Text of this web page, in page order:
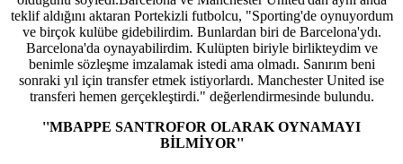
teklif aldığını aktaran Portekizli futbolcu, "Sporting'de oynuyordum
ve birçok kulübe gidebilirdim. Bunlardan biri de Barcelona'ydı.
Barcelona'da oynayabilirdim. Kulüpten biriyle birlikteydim ve
benimle sözleşme imzalamak istedi ama olmadı. Sanırım beni
sonraki yıl için transfer etmek istiyorlardı. Manchester United ise
transferi hemen gerçekleştirdi." değerlendirmesinde bulundu.
''MBAPPE SANTROFOR OLARAK OYNAMAYI
BİLMİYOR''